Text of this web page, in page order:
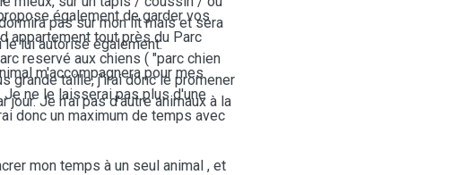
également de garder vos
appartement tout près du Parc
reservé aux chiens ( "parc chien
grande taille, j'irai donc le promener
Je n'ai pas d'autre animaux à la
pas sur mon lit mais et sera
lui autorisé également.
m'accompagnera pour mes
ne le laisserai pas plus d'une
donc un maximum de temps avec
mon temps à un seul animal , et